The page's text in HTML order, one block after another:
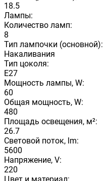
18.5
Лампы:
Количество ламп:
8
Тип лампочки (основной):
Накаливания
Тип цоколя:
E27
Мощность лампы, W:
60
Общая мощность, W:
480
Площадь освещения, м²:
26.7
Световой поток, lm:
5600
Напряжение, V:
220